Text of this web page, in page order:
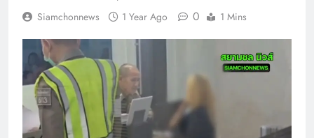
Siamchonnews 1 Year Ago 0 1 Mins